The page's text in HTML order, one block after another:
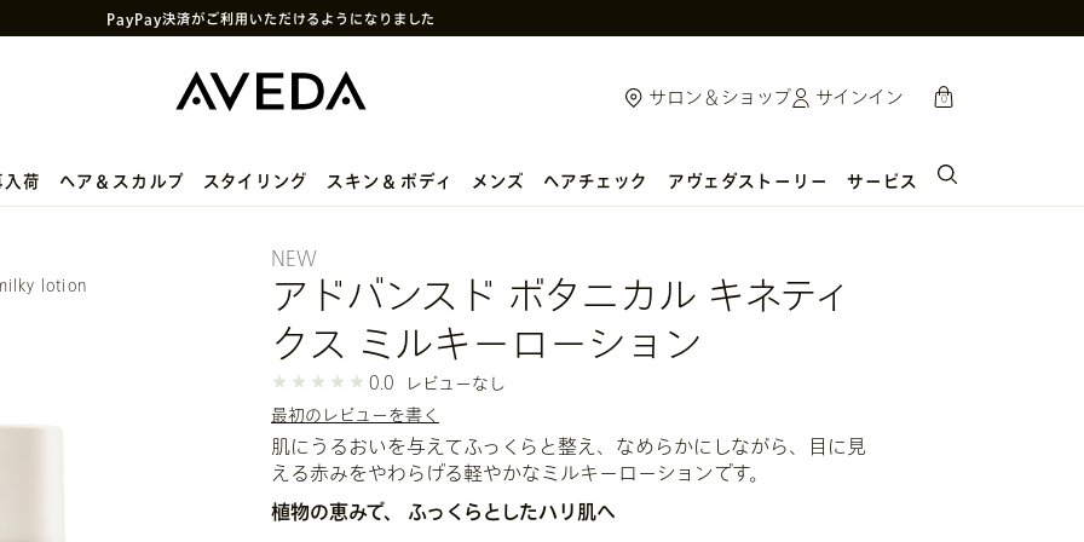
PayPay決済がご利用いただけるようになりました
次回使えるクーポン付きセットはこちら
サロン＆ショップ サインイン cart
0
入荷 ヘア＆スカルプ スタイリング スキン＆ボディ メンズ ヘアチェック アヴェダストーリー サービス
lotion
NEW
アドバンスド ボタニカル キネティ
クス ミルキーローション
0.0
レビューなし
最初のレビューを書く
肌にうるおいを与えてふっくらと整え、なめらかにしながら、目に見
える赤みをやわらげる軽やかなミルキーローションです。
植物の恵みで、​ ふっくらとしたハリ肌へ